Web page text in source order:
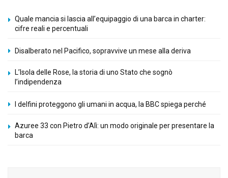
Quale mancia si lascia all’equipaggio di una barca in charter:
cifre reali e percentuali
Disalberato nel Pacifico, sopravvive un mese alla deriva
L’Isola delle Rose, la storia di uno Stato che sognò
l’indipendenza
I delfini proteggono gli umani in acqua, la BBC spiega perché
Azuree 33 con Pietro d’Alì: un modo originale per presentare la
barca